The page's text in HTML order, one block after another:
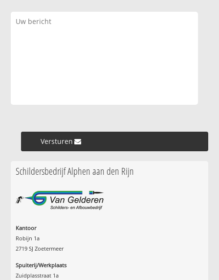
Versturen »
Schildersbedrijf Alphen aan den Rijn
Kantoor
Robijn 1a
2719 SJ Zoetermeer
Spuiterij/Werkplaats
Zuidplasstraat 1a